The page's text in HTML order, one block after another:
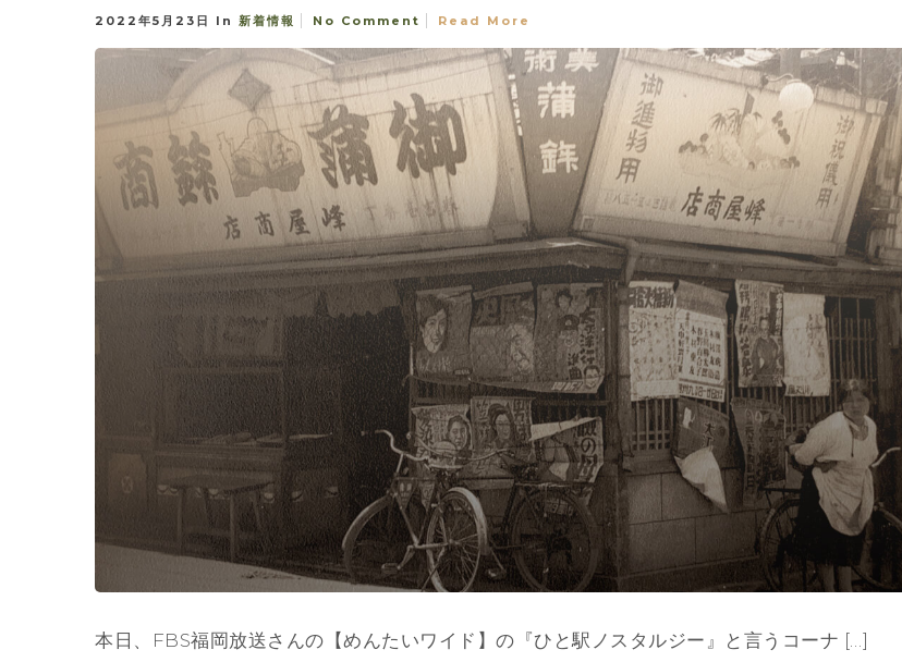
2022年5月23日 In 新着情報 No Comment Read More
本日、FBS福岡放送さんの【めんたいワイド】の『ひと駅ノスタルジー』と言うコーナ […]